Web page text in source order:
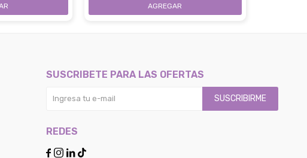
SUSCRIBETE PARA LAS OFERTAS
SUSCRIBIRME
REDES
   